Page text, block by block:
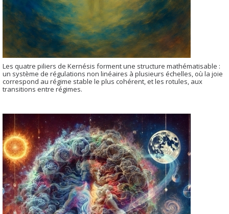
Les quatre piliers de Kernésis forment une structure mathématisable :
un système de régulations non linéaires à plusieurs échelles, où la joie
correspond au régime stable le plus cohérent, et les rotules, aux
transitions entre régimes.